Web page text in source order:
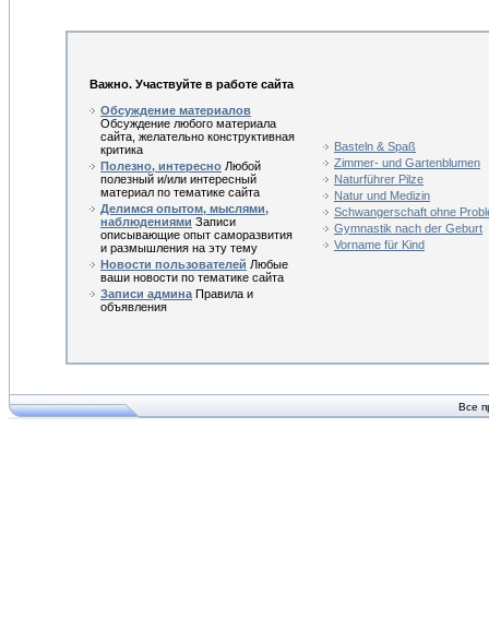
Важно. Участвуйте в работе сайта
Обсуждение материалов
Обсуждение любого материала
сайта, желательно конструктивная
критика
Полезно, интересно Любой
полезный и/или интересный
материал по тематике сайта
Делимся опытом, мыслями,
наблюдениями Записи
описывающие опыт саморазвития
и размышления на эту тему
Новости пользователей Любые
ваши новости по тематике сайта
Записи админа Правила и
объявления
Basteln & Spaß
Zimmer- und Gartenblumen
Naturführer Pilze
Natur und Medizin
Schwangerschaft ohne
Gymnastik nach der Geburt
Vorname für Kind
Все